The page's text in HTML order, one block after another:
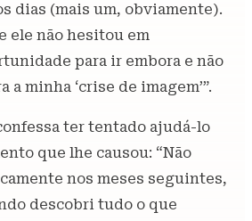
dias (mais um, obviamente).
ele não hesitou em
para ir embora e não
a minha ‘crise de imagem’”.
ter tentado ajudá-lo
que lhe causou: “Não
nos meses seguintes,
descobri tudo o que